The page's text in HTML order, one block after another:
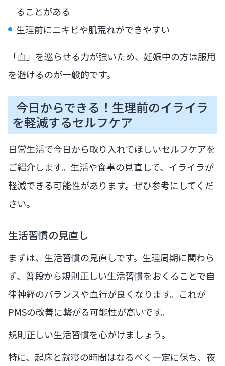
ることがある
生理前にニキビや肌荒れができやすい
「血」を巡らせる力が強いため、妊娠中の方は服用
を避けるのが一般的です。
今日からできる！生理前のイライラ
を軽減するセルフケア
日常生活で今日から取り入れてほしいセルフケアを
ご紹介します。生活や食事の見直しで、イライラが
軽減できる可能性があります。ぜひ参考にしてくだ
さい。
生活習慣の見直し
まずは、生活習慣の見直しです。生理周期に関わら
ず、普段から規則正しい生活習慣をおくることで自
律神経のバランスや血行が良くなります。これが
PMSの改善に繋がる可能性が高いです。
規則正しい生活習慣を心がけましょう。
特に、起床と就寝の時間はなるべく一定に保ち、夜